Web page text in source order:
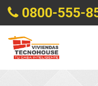
0800-555-
Ir al Inicio